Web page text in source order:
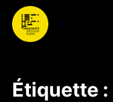
Étiquette :